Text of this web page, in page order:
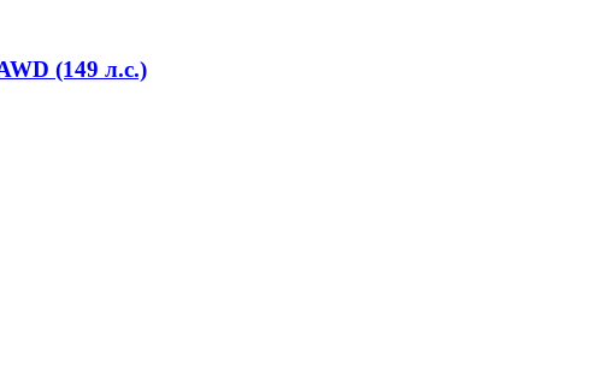
(149 л.с.)